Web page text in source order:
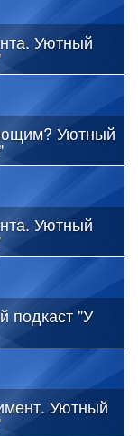
Уютный
Уютный
Уютный
подкаст "У
Уютный